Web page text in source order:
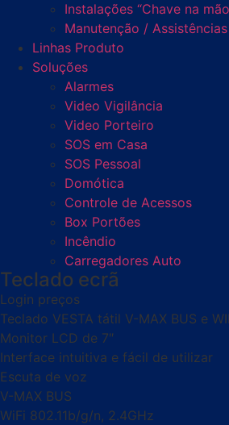
Instalações “Chave na
Manutenção /
Linhas Produto
Soluções
Alarmes
Video Vigilância
Video Porteiro
SOS em Casa
SOS Pessoal
Domótica
Controle de Acessos
Box Portões
Incêndio
Carregadores Auto
Teclado ecrã
Login preços
Teclado VESTA tátil V-MAX BUS e
Monitor LCD de 7″
Interface intuitiva e fácil de utilizar
Escuta de voz
V-MAX BUS
WiFi 802.11b/g/n, 2.4GHz